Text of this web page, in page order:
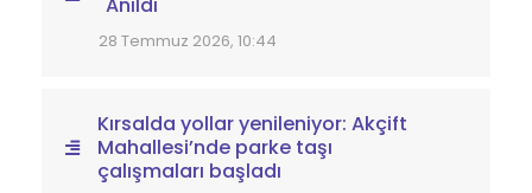
28 Temmuz 2026, 10:44
Kırsalda yollar yenileniyor: Akçift
Mahallesi’nde parke taşı
çalışmaları başladı